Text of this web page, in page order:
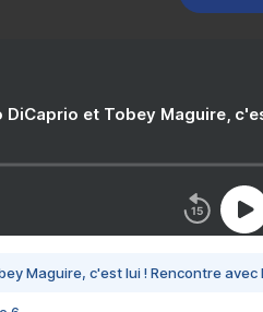
DiCaprio et Tobey Maguire,
Maguire, c'est lui ! Rencontre avec